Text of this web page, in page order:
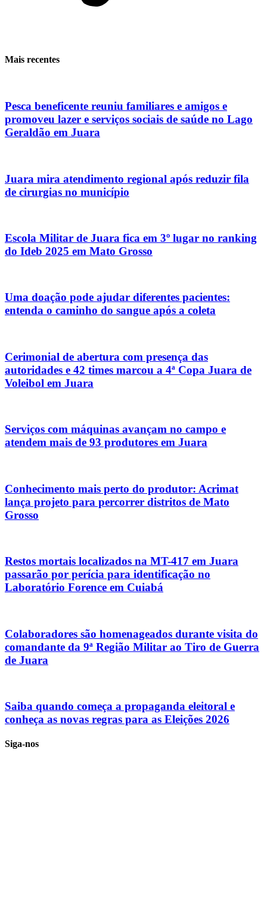
Mais recentes
Pesca beneficente reuniu familiares e amigos e
promoveu lazer e serviços sociais de saúde no Lago
Geraldão em Juara
Juara mira atendimento regional após reduzir fila
de cirurgias no município
Escola Militar de Juara fica em 3º lugar no ranking
do Ideb 2025 em Mato Grosso
Uma doação pode ajudar diferentes pacientes:
entenda o caminho do sangue após a coleta
Cerimonial de abertura com presença das
autoridades e 42 times marcou a 4ª Copa Juara de
Voleibol em Juara
Serviços com máquinas avançam no campo e
atendem mais de 93 produtores em Juara
Conhecimento mais perto do produtor: Acrimat
lança projeto para percorrer distritos de Mato
Grosso
Restos mortais localizados na MT-417 em Juara
passarão por perícia para identificação no
Laboratório Forence em Cuiabá
Colaboradores são homenageados durante visita do
comandante da 9ª Região Militar ao Tiro de Guerra
de Juara
Saiba quando começa a propaganda eleitoral e
conheça as novas regras para as Eleições 2026
Siga-nos